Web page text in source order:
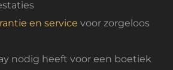
en service voor zorgeloos
nodig heeft voor een boetiek